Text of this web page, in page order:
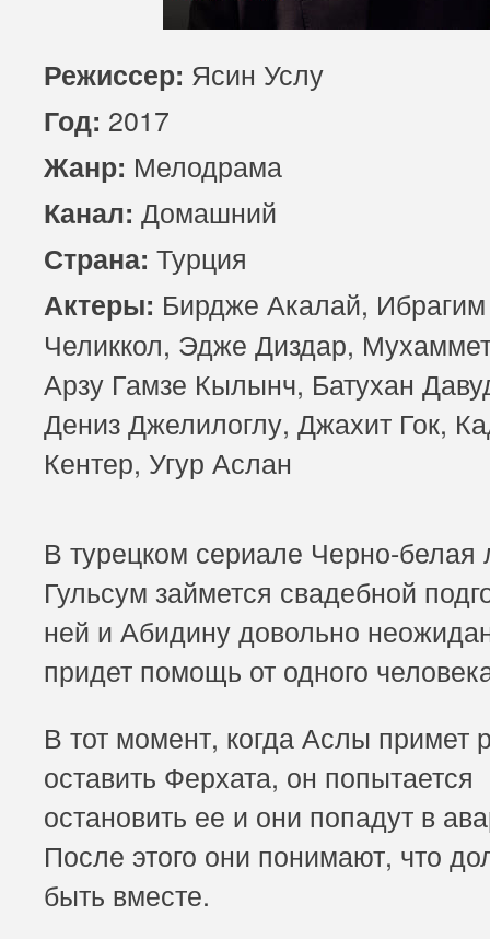
86 серия
87 серия
93 серия
94 серия
Режиссер: Ясин Услу
Год: 2017
Жанр: Мелодрама
Канал: Домашний
Страна: Турция
Актеры: ​Бирдже Акалай, Ибрагим
Челиккол, Эдже Диздар,
Арзу Гамзе Кылынч, Батухан
Дениз Джелилоглу, Джахит Гок,
Кентер, Угур Аслан
В турецком сериале Черно-белая
Гульсум займется свадебной
ней и Абидину довольно
придет помощь от одного
В тот момент, когда Аслы примет
оставить Ферхата, он попытается
остановить ее и они попадут в
После этого они понимают, что
быть вместе.